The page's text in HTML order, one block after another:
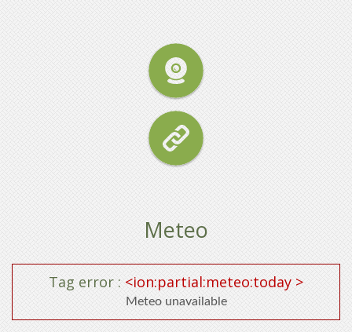
Meteo
Tag error : <ion:partial:meteo:today >
Meteo unavailable